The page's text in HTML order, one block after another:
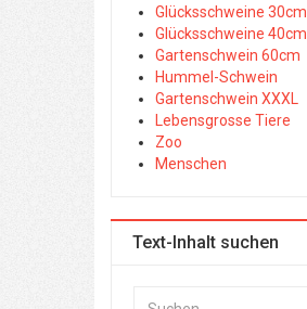
Glücksschweine 30cm
Glücksschweine 40cm
Gartenschwein 60cm
Hummel-Schwein
Gartenschwein XXXL
Lebensgrosse Tiere
Zoo
Menschen
Text-Inhalt suchen